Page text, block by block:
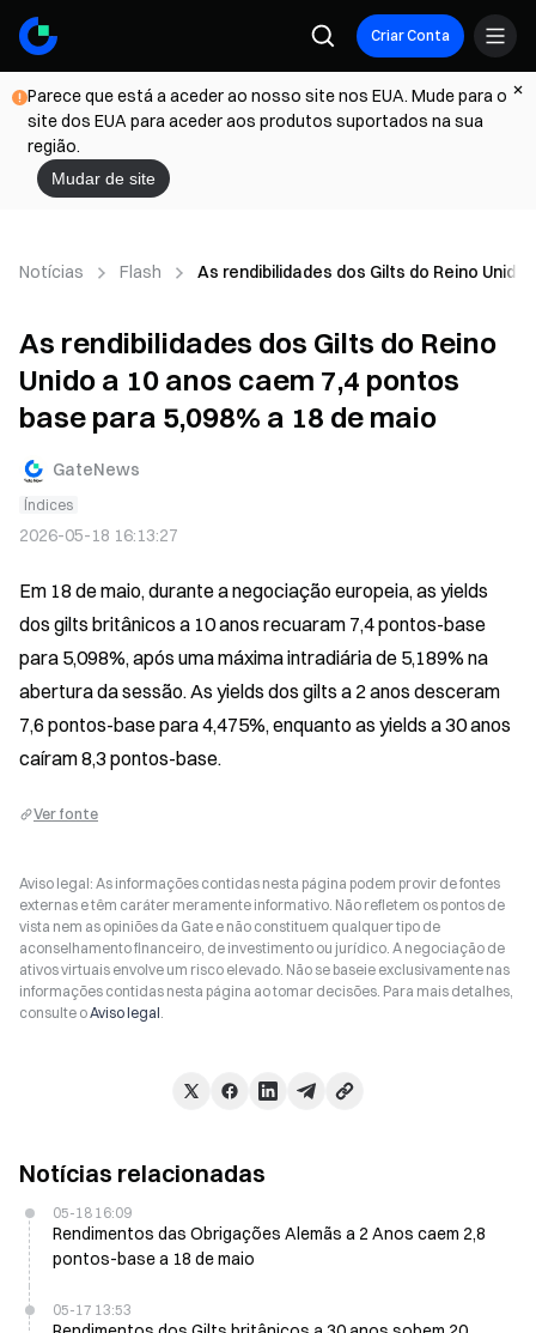
Criar Conta
Parece que está a aceder ao nosso site nos EUA. Mude para o
site dos EUA para aceder aos produtos suportados na sua
região.
Mudar de site
Notícias Flash As rendibilidades dos Gilts do Reino
As rendibilidades dos Gilts do Reino
Unido a 10 anos caem 7,4 pontos
base para 5,098% a 18 de maio
GateNews
Índices
2026-05-18 16:13:27
Em 18 de maio, durante a negociação europeia, as yields
dos gilts britânicos a 10 anos recuaram 7,4 pontos-base
para 5,098%, após uma máxima intradiária de 5,189% na
abertura da sessão. As yields dos gilts a 2 anos desceram
7,6 pontos-base para 4,475%, enquanto as yields a 30 anos
caíram 8,3 pontos-base.
Ver fonte
Aviso legal: As informações contidas nesta página podem provir de fontes
externas e têm caráter meramente informativo. Não refletem os pontos de
vista nem as opiniões da Gate e não constituem qualquer tipo de
aconselhamento financeiro, de investimento ou jurídico. A negociação de
ativos virtuais envolve um risco elevado. Não se baseie exclusivamente nas
informações contidas nesta página ao tomar decisões. Para mais detalhes,
consulte oAviso legal.
Notícias relacionadas
05-18 16:09
Rendimentos das Obrigações Alemãs a 2 Anos caem 2,8
pontos-base a 18 de maio
05-17 13:53